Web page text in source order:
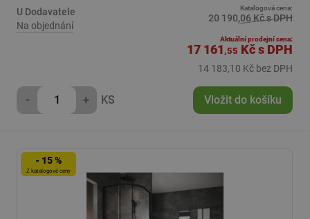
U Dodavatele
Na objednání
Katalogová cena:
20 190,06 Kč s DPH
Aktuální prodejní cena:
17 161 ,55 Kčs DPH
14 183,10 Kč bez DPH
- + KS Vložit do košíku
- 15 %
Z katalogové ceny